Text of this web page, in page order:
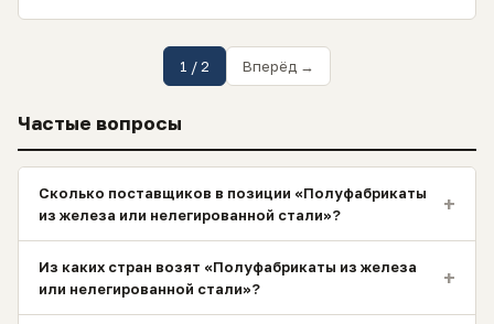
1 / 2 Вперёд →
Частые вопросы
Сколько поставщиков в позиции «Полуфабрикаты
из железа или нелегированной стали»?
+
Из каких стран возят «Полуфабрикаты из железа
или нелегированной стали»?
+